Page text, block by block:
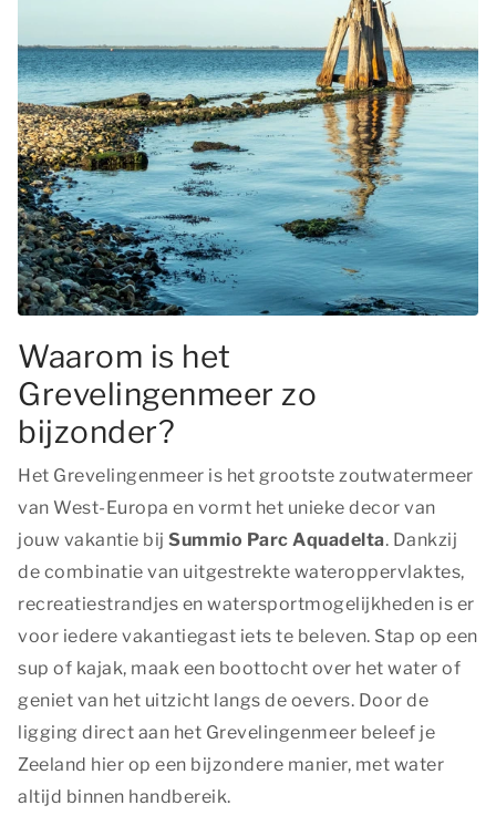
Waarom is het
Grevelingenmeer zo
bijzonder?
Het Grevelingenmeer is het grootste zoutwatermeer
van West-Europa en vormt het unieke decor van
jouw vakantie bij Summio Parc Aquadelta. Dankzij
de combinatie van uitgestrekte wateroppervlaktes,
recreatiestrandjes en watersportmogelijkheden is er
voor iedere vakantiegast iets te beleven. Stap op een
sup of kajak, maak een boottocht over het water of
geniet van het uitzicht langs de oevers. Door de
ligging direct aan het Grevelingenmeer beleef je
Zeeland hier op een bijzondere manier, met water
altijd binnen handbereik.